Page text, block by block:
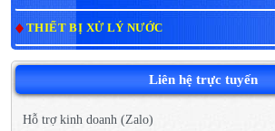
THIẾT BỊ XỬ LÝ NƯỚC
Liên hệ trực tuyến
Hỗ trợ kinh doanh (Zalo)